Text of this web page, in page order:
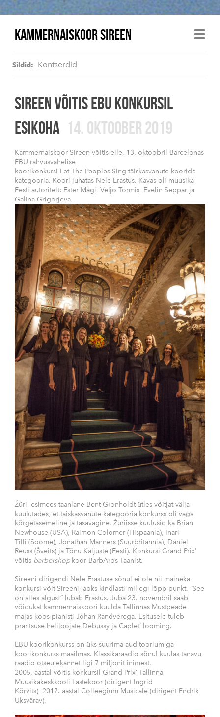
KAMMERNAISKOOR SIREEN
Sildid: Kontserdid
SIREEN VÕITIS EBU KONKURSIL
ESIKOHA 14. OKTOOBER 2019
Kammernaiskoor Sireen võitis eile, 13. oktoobril Barcelonas
EBU rahvusvahelise
koorikonkursi Let The Peoples Sing täiskasvanute kooride
kategooria. Koori juhatas Nele Erastus. Kavas oli muusika
Eesti autoritelt: Ester Mägi, Veljo Tormis, Evelin Seppar ja
Galina Grigorjeva.
Žürii esimees taanlane Bent Gronholdt ütles võitjat välja
kuulutades, et täiskasvanute kategooria konkurss oli väga
kõrgetasemeline ja tasavägine. Žüriisse kuulusid ka Brian
Newhouse (USA), Raimon Colomer (Hispaania), Inari
Tilli (Soome), Jonathan Manners (Suurbritannia), Daniel
Reuss (Šveits) ja Tõnu Kaljuste (Eesti). Konkursi Grand Prix’
võitis barbershop koor BarbAros Taanist.
Sireeni dirigendi Nele Erastuse sõnul ei ole nii maineka
konkursi võit Sireeni jaoks kindlasti millegi lõpp-punkt. “See
on alles algus!” lubab Erastus. Juba 23. novembril saab
võidukat kammernaiskoori kuulda Tallinnas Mustpeade
majas koos pianisti Johan Randverega. Esitusele tuleb
prantsuse heliloojate Debussy ja Caplet’ looming.
EBU koorikonkurss on üks suurima auditooriumiga
koorikonkurss maailmas. Klassikaraadio sõnul kuulas tänavu
raadio otseülekannet ligi 7 miljonit inimest.
2005. aastal võitis konkursil Grand Prix’ Tallinna
Muusikakeskkooli Lastekoor (dirigent Ingrid
Kõrvits), 2017. aastal Colleegium Musicale (dirigent Endrik
Üksvärav).